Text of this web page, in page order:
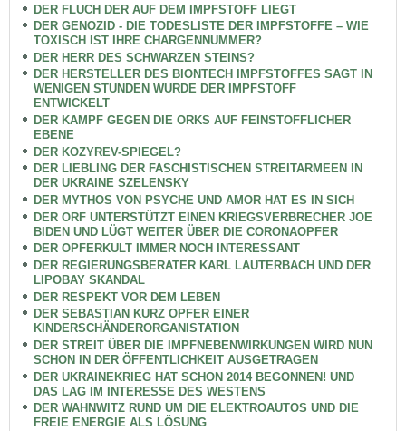
DER FLUCH DER AUF DEM IMPFSTOFF LIEGT
DER GENOZID - DIE TODESLISTE DER IMPFSTOFFE – WIE
TOXISCH IST IHRE CHARGENNUMMER?
DER HERR DES SCHWARZEN STEINS?
DER HERSTELLER DES BIONTECH IMPFSTOFFES SAGT IN
WENIGEN STUNDEN WURDE DER IMPFSTOFF
ENTWICKELT
DER KAMPF GEGEN DIE ORKS AUF FEINSTOFFLICHER
EBENE
DER KOZYREV-SPIEGEL?
DER LIEBLING DER FASCHISTISCHEN STREITARMEEN IN
DER UKRAINE SZELENSKY
DER MYTHOS VON PSYCHE UND AMOR HAT ES IN SICH
DER ORF UNTERSTÜTZT EINEN KRIEGSVERBRECHER JOE
BIDEN UND LÜGT WEITER ÜBER DIE CORONAOPFER
DER OPFERKULT IMMER NOCH INTERESSANT
DER REGIERUNGSBERATER KARL LAUTERBACH UND DER
LIPOBAY SKANDAL
DER RESPEKT VOR DEM LEBEN
DER SEBASTIAN KURZ OPFER EINER
KINDERSCHÄNDERORGANISTATION
DER STREIT ÜBER DIE IMPFNEBENWIRKUNGEN WIRD NUN
SCHON IN DER ÖFFENTLICHKEIT AUSGETRAGEN
DER UKRAINEKRIEG HAT SCHON 2014 BEGONNEN! UND
DAS LAG IM INTERESSE DES WESTENS
DER WAHNWITZ RUND UM DIE ELEKTROAUTOS UND DIE
FREIE ENERGIE ALS LÖSUNG